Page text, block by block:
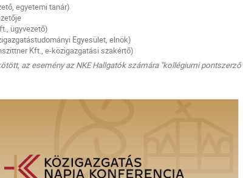
egyetemi tanár)
ügyvezető)
Egyesület, elnök)
Kft., e-közigazgatási szakértő)
az esemény az NKE Hallgatók számára "kollégiumi pontszerző